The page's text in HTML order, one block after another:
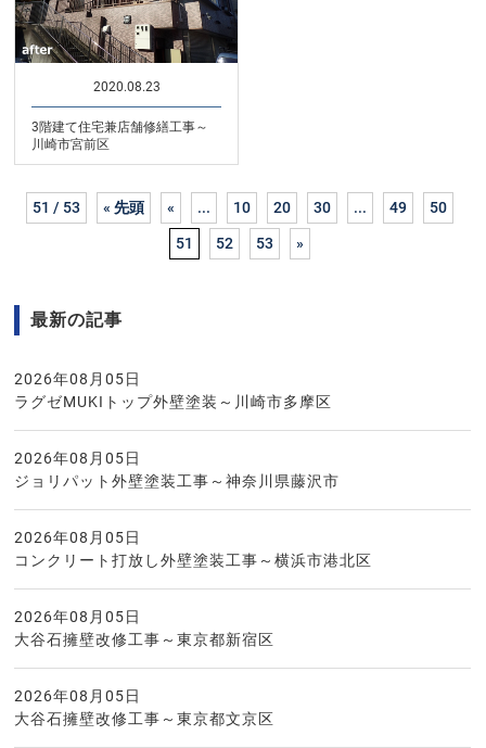
2020.08.23
3階建て住宅兼店舗修繕工事～
川崎市宮前区
51 / 53 « 先頭 « ... 10 20 30 ... 49 50
51 52 53 »
最新の記事
2026年08月05日
ラグゼMUKIトップ外壁塗装～川崎市多摩区
2026年08月05日
ジョリパット外壁塗装工事～神奈川県藤沢市
2026年08月05日
コンクリート打放し外壁塗装工事～横浜市港北区
2026年08月05日
大谷石擁壁改修工事～東京都新宿区
2026年08月05日
大谷石擁壁改修工事～東京都文京区